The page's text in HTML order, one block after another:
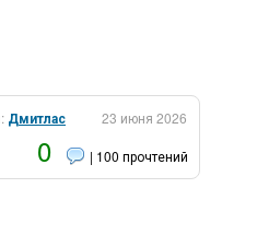
Дмитлас 23 июня 2026
0 | 100 прочтений